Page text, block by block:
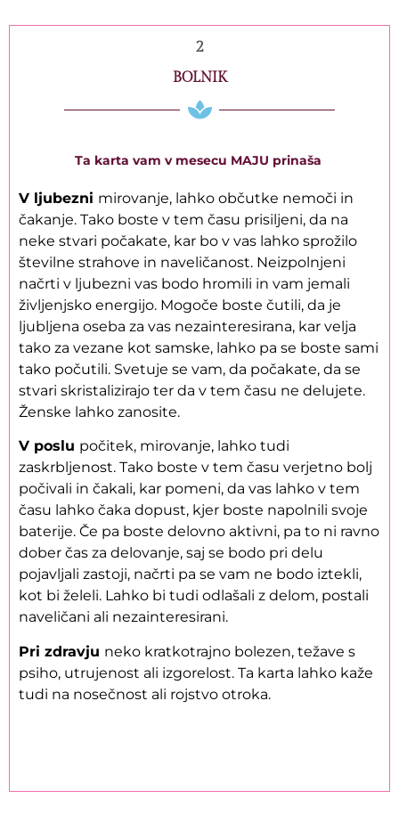
2
BOLNIK
Ta karta vam v mesecu MAJU prinaša
V ljubezni mirovanje, lahko občutke nemoči in
čakanje. Tako boste v tem času prisiljeni, da na
neke stvari počakate, kar bo v vas lahko sprožilo
številne strahove in naveličanost. Neizpolnjeni
načrti v ljubezni vas bodo hromili in vam jemali
življenjsko energijo. Mogoče boste čutili, da je
ljubljena oseba za vas nezainteresirana, kar velja
tako za vezane kot samske, lahko pa se boste sami
tako počutili. Svetuje se vam, da počakate, da se
stvari skristalizirajo ter da v tem času ne delujete.
Ženske lahko zanosite.
V poslu počitek, mirovanje, lahko tudi
zaskrbljenost. Tako boste v tem času verjetno bolj
počivali in čakali, kar pomeni, da vas lahko v tem
času lahko čaka dopust, kjer boste napolnili svoje
baterije. Če pa boste delovno aktivni, pa to ni ravno
dober čas za delovanje, saj se bodo pri delu
pojavljali zastoji, načrti pa se vam ne bodo iztekli,
kot bi želeli. Lahko bi tudi odlašali z delom, postali
naveličani ali nezainteresirani.
Pri zdravju neko kratkotrajno bolezen, težave s
psiho, utrujenost ali izgorelost. Ta karta lahko kaže
tudi na nosečnost ali rojstvo otroka.